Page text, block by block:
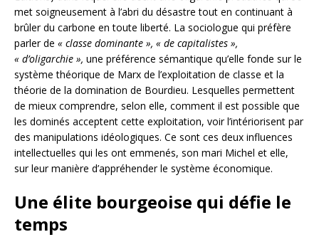
met soigneusement à l’abri du désastre tout en continuant à
brûler du carbone en toute liberté. La sociologue qui préfère
parler de « classe dominante », « de capitalistes »,
« d’oligarchie », une préférence sémantique qu’elle fonde sur le
système théorique de Marx de l’exploitation de classe et la
théorie de la domination de Bourdieu. Lesquelles permettent
de mieux comprendre, selon elle, comment il est possible que
les dominés acceptent cette exploitation, voir l’intériorisent par
des manipulations idéologiques. Ce sont ces deux influences
intellectuelles qui les ont emmenés, son mari Michel et elle,
sur leur manière d’appréhender le système économique.
Une élite bourgeoise qui défie le
temps